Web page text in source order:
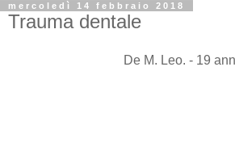
mercoledì 14 febbraio 2018
Trauma dentale
De M. Leo. - 19